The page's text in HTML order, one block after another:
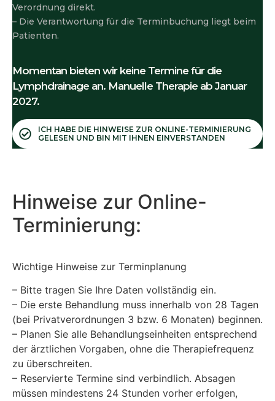
Verordnung direkt.
– Die Verantwortung für die Terminbuchung liegt beim
Patienten.
Momentan bieten wir keine Termine für die
Lymphdrainage an. Manuelle Therapie ab Januar
2027.
ICH HABE DIE HINWEISE ZUR ONLINE-TERMINIERUNG
GELESEN UND BIN MIT IHNEN EINVERSTANDEN
Hinweise zur Online-
Terminierung:
Wichtige Hinweise zur Terminplanung
– Bitte tragen Sie Ihre Daten vollständig ein.
– Die erste Behandlung muss innerhalb von 28 Tagen
(bei Privatverordnungen 3 bzw. 6 Monaten) beginnen.
– Planen Sie alle Behandlungseinheiten entsprechend
der ärztlichen Vorgaben, ohne die Therapiefrequenz
zu überschreiten.
– Reservierte Termine sind verbindlich. Absagen
müssen mindestens 24 Stunden vorher erfolgen,